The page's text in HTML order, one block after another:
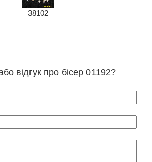
38102
відгук про бісер 01192?